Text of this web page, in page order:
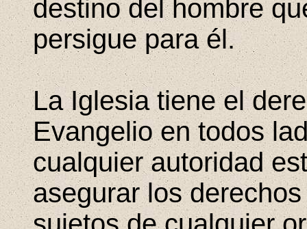
destino del hombre
persigue para él.
La Iglesia tiene el
Evangelio en todos
cualquier autoridad
asegurar los